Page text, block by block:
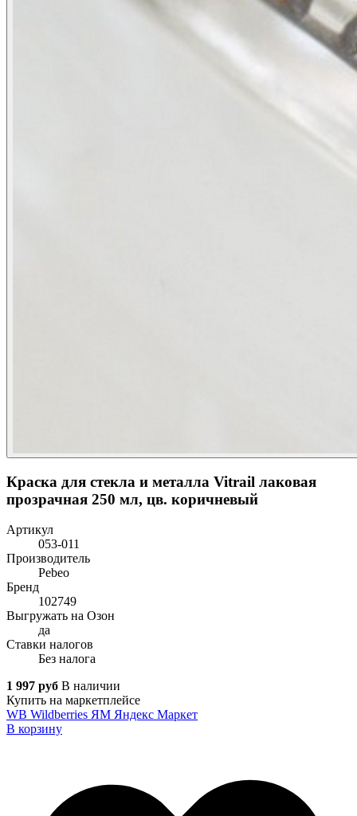
Краска для стекла и металла Vitrail лаковая
прозрачная 250 мл, цв. коричневый
Артикул
053-011
Производитель
Pebeo
Бренд
102749
Выгружать на Озон
да
Ставки налогов
Без налога
1 997 руб В наличии
Купить на маркетплейсе
WB Wildberries ЯМ Яндекс Маркет
В корзину